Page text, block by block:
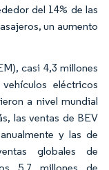
del 14% de las
un aumento
casi 4,3 millones
eléctricos
a nivel mundial
las ventas de BEV
y las de
globales de